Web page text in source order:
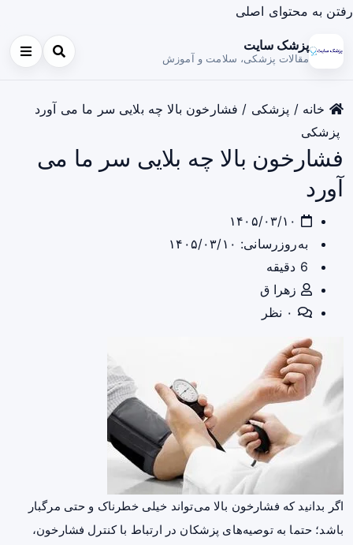
رفتن به محتوای اصلی
پزشک سایت
مقالات پزشکی، سلامت و آموزش
خانه / پزشکی / فشارخون بالا چه بلایی سر ما می آورد
پزشکی
فشارخون بالا چه بلایی سر ما می
آورد
به‌روزرسانی: ۱۴۰۵/۰۳/۱۰
زهرا ق
اگر بدانید که فشارخون بالا می‌تواند خیلی خطرناک و حتی مرگبار
باشد؛ حتما به توصیه‌های پزشکان در ارتباط با کنترل فشارخون،